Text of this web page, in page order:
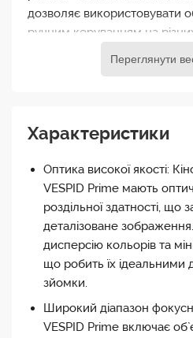
дозволяє використовувати
ручним керуванням на
кінооб`єктивів,
DZOFilm, що
виробництві
Вони призначені для
та відеовиробництві, та
оптики та механіки для
кінематографістів та
Переглянути
Характеристики
Оптика високої якості:
VESPID Prime мають
роздільної здатності, що
деталізоване
дисперсію кольорів та
що робить їх ідеальними
зйомки.
Широкий діапазон
VESPID Prime включає